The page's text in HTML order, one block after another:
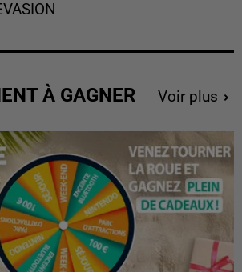
À GAGNER Voir plus